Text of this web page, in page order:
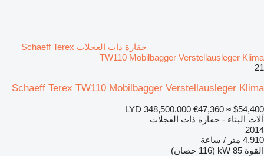
حفارة ذات العجلات Schaeff Terex
TW110 Mobilbagger Verstellausleger Klima
21
Schaeff Terex TW110 Mobilbagger Verstellausleger Klima
LYD 348,500.000 €47,360 ≈ $54,400
آلات البناء - حفارة ذات العجلات
2014
4.910 متر / ساعة
القوة 85 kW (116 حصان)